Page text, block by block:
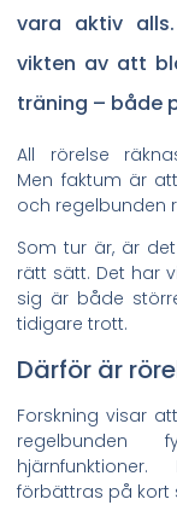
vara aktiv
vikten av att
träning – både
All rörelse
Men faktum är
och regelbunden
Som tur är, är
rätt sätt. Det har
sig är både
tidigare trott.
Därför är
Forskning visar
regelbunden
förbättras på kort